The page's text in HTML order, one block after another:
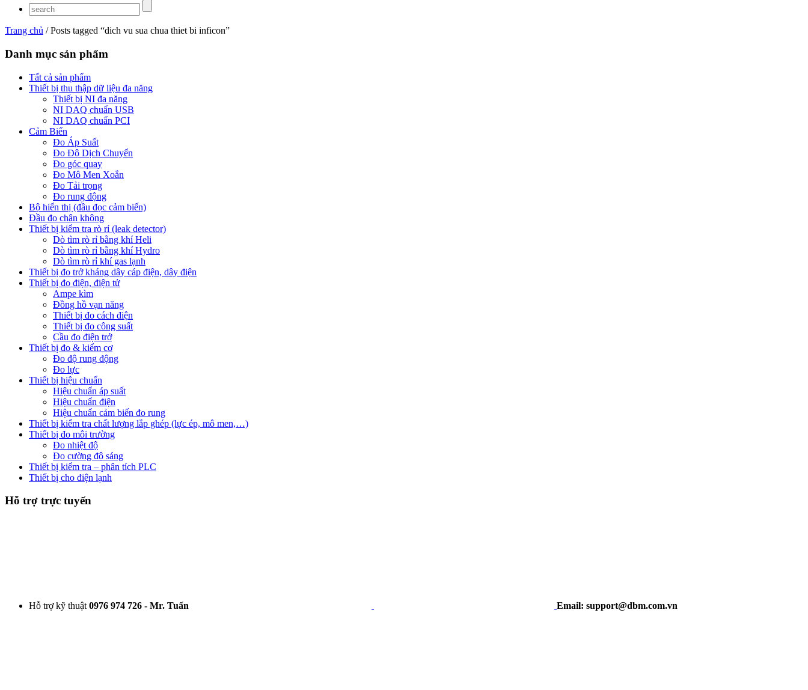
Trang chủ / Posts tagged “dich vu sua chua thiet bi inficon”
Danh mục sản phẩm
Tất cả sản phẩm
Thiết bị thu thập dữ liệu đa năng
Thiết bị NI đa năng
NI DAQ chuẩn USB
NI DAQ chuẩn PCI
Cảm Biến
Đo Áp Suất
Đo Độ Dịch Chuyển
Đo góc quay
Đo Mô Men Xoắn
Đo Tải trọng
Đo rung động
Bộ hiển thị (đầu đọc cảm biến)
Đầu đo chân không
Thiết bị kiểm tra rò rỉ (leak detector)
Dò tìm rò rỉ bằng khí Heli
Dò tìm rò rỉ bằng khí Hydro
Dò tìm rò rỉ khí gas lạnh
Thiết bị đo trở kháng dây cáp điện, dây điện
Thiết bị đo điện, điện tử
Ampe kìm
Đồng hồ vạn năng
Thiết bị đo cách điện
Thiết bị đo công suất
Cầu đo điện trở
Thiết bị đo & kiểm cơ
Đo độ rung động
Đo lực
Thiết bị hiệu chuẩn
Hiệu chuẩn áp suất
Hiệu chuẩn điện
Hiệu chuẩn cảm biến đo rung
Thiết bị kiểm tra chất lượng lắp ghép (lực ép, mô men,…)
Thiết bị đo môi trường
Đo nhiệt độ
Đo cường độ sáng
Thiết bị kiểm tra – phân tích PLC
Thiết bị cho điện lạnh
Hỗ trợ trực tuyến
Hỗ trợ kỹ thuật 0976 974 726 - Mr. Tuấn Email: support@dbm.com.vn